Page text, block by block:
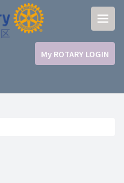
My ROTARY LOGIN